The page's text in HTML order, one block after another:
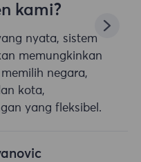
kami?
nyata, sistem
memungkinkan
negara,
kota,
yang fleksibel.